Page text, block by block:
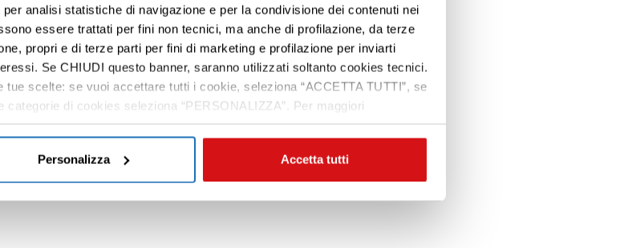
analisi statistiche di navigazione e per la condivisione dei contenuti nei
essere trattati per fini non tecnici, ma anche di profilazione, da terze
propri e di terze parti per fini di marketing e profilazione per inviarti
Se CHIUDI questo banner, saranno utilizzati soltanto cookies tecnici.
scelte: se vuoi accettare tutti i cookie, seleziona “ACCETTA TUTTI”, se
di cookies seleziona “PERSONALIZZA”. Per maggiori
alla nostracookie policy.
Personalizza Accetta tutti
Corso precedente | Corso successivo
Premi INVIO per cercare o ESC per uscire